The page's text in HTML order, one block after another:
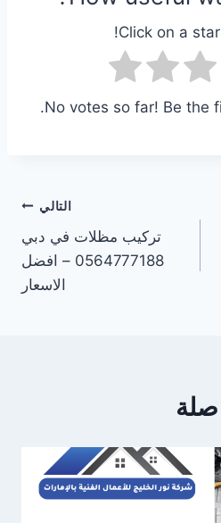
Click on a
No votes so far! Be the
التالي
تركيب مظلات في دبي
0564777188 – افضل
الاسعار